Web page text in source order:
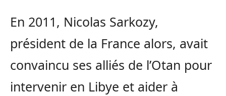
En 2011, Nicolas Sarkozy,
président de la France alors, avait
convaincu ses alliés de l’Otan pour
intervenir en Libye et aider à